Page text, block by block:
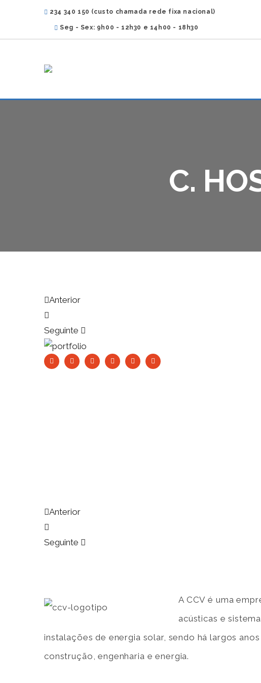
234 340 150 (custo chamada rede fixa nacional)
Seg - Sex: 9h00 - 12h30 e 14h00 - 18h30
C.
Anterior
Seguinte
Anterior
Seguinte
A CCV é uma
acústicas e
instalações de energia solar, sendo há largos
construção, engenharia e energia.